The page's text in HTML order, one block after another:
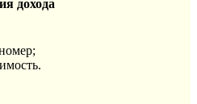
дохода